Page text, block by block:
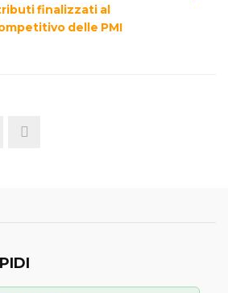
finalizzati al
delle PMI